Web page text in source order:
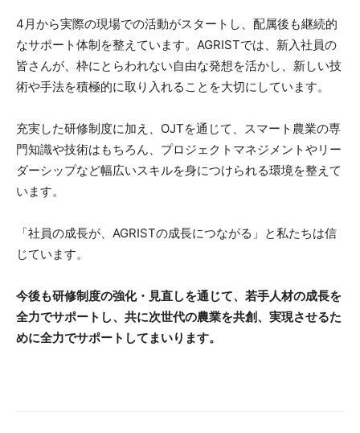
4月から実際の現場での活動がスタートし、配属後も継続的
なサポート体制を整えています。AGRISTでは、新入社員の
皆さんが、枠にとらわれない自由な発想を活かし、新しい技
術や手法を積極的に取り入れることを大切にしています。
充実した研修制度に加え、OJTを通じて、スマート農業の専
門知識や技術はもちろん、プロジェクトマネジメントやリー
ダーシップなど幅広いスキルを身につけられる環境を整えて
います。
「社員の成長が、AGRISTの成長につながる」と私たちは信
じています。
今後も研修制度の強化・見直しを通じて、若手人材の成長を
全力でサポートし、共に次世代の農業を共創、実現させるた
めに全力でサポートしてまいります。